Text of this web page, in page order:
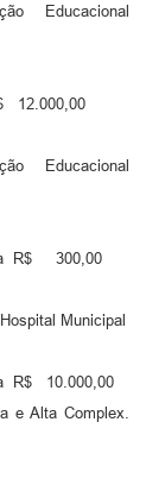
Educacional
12.000,00
Educacional
R$ 300,00
Municipal
R$ 10.000,00
e Alta Complex.